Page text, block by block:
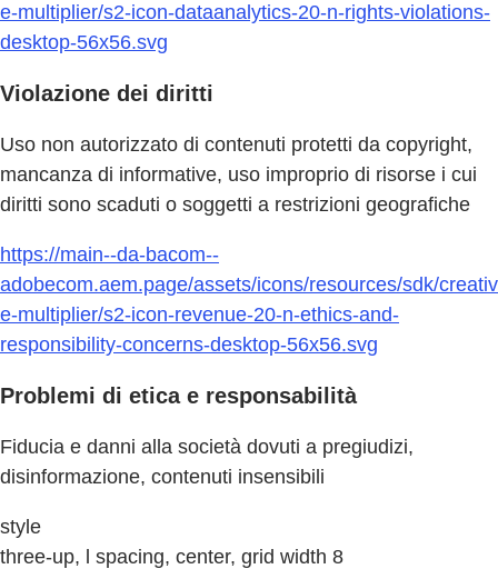
e-multiplier/s2-icon-dataanalytics-20-n-rights-violations-
desktop-56x56.svg
Violazione dei diritti
Uso non autorizzato di contenuti protetti da copyright,
mancanza di informative, uso improprio di risorse i cui
diritti sono scaduti o soggetti a restrizioni geografiche
https://main--da-bacom--
adobecom.aem.page/assets/icons/resources/sdk/creativ
e-multiplier/s2-icon-revenue-20-n-ethics-and-
responsibility-concerns-desktop-56x56.svg
Problemi di etica e responsabilità
Fiducia e danni alla società dovuti a pregiudizi,
disinformazione, contenuti insensibili
style
three-up, l spacing, center, grid width 8